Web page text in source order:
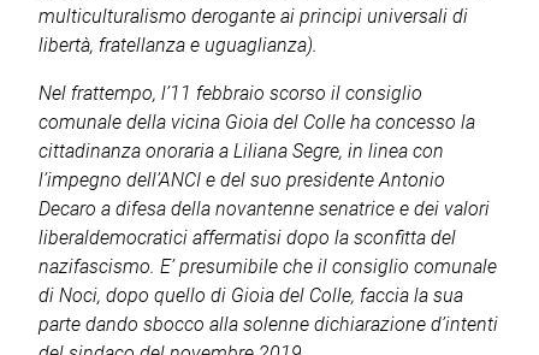
multiculturalismo derogante ai principi universali di
libertà, fratellanza e uguaglianza).
Nel frattempo, l’11 febbraio scorso il consiglio
comunale della vicina Gioia del Colle ha concesso la
cittadinanza onoraria a Liliana Segre, in linea con
l’impegno dell’ANCI e del suo presidente Antonio
Decaro a difesa della novantenne senatrice e dei valori
liberaldemocratici affermatisi dopo la sconfitta del
nazifascismo. E’ presumibile che il consiglio comunale
di Noci, dopo quello di Gioia del Colle, faccia la sua
parte dando sbocco alla solenne dichiarazione d’intenti